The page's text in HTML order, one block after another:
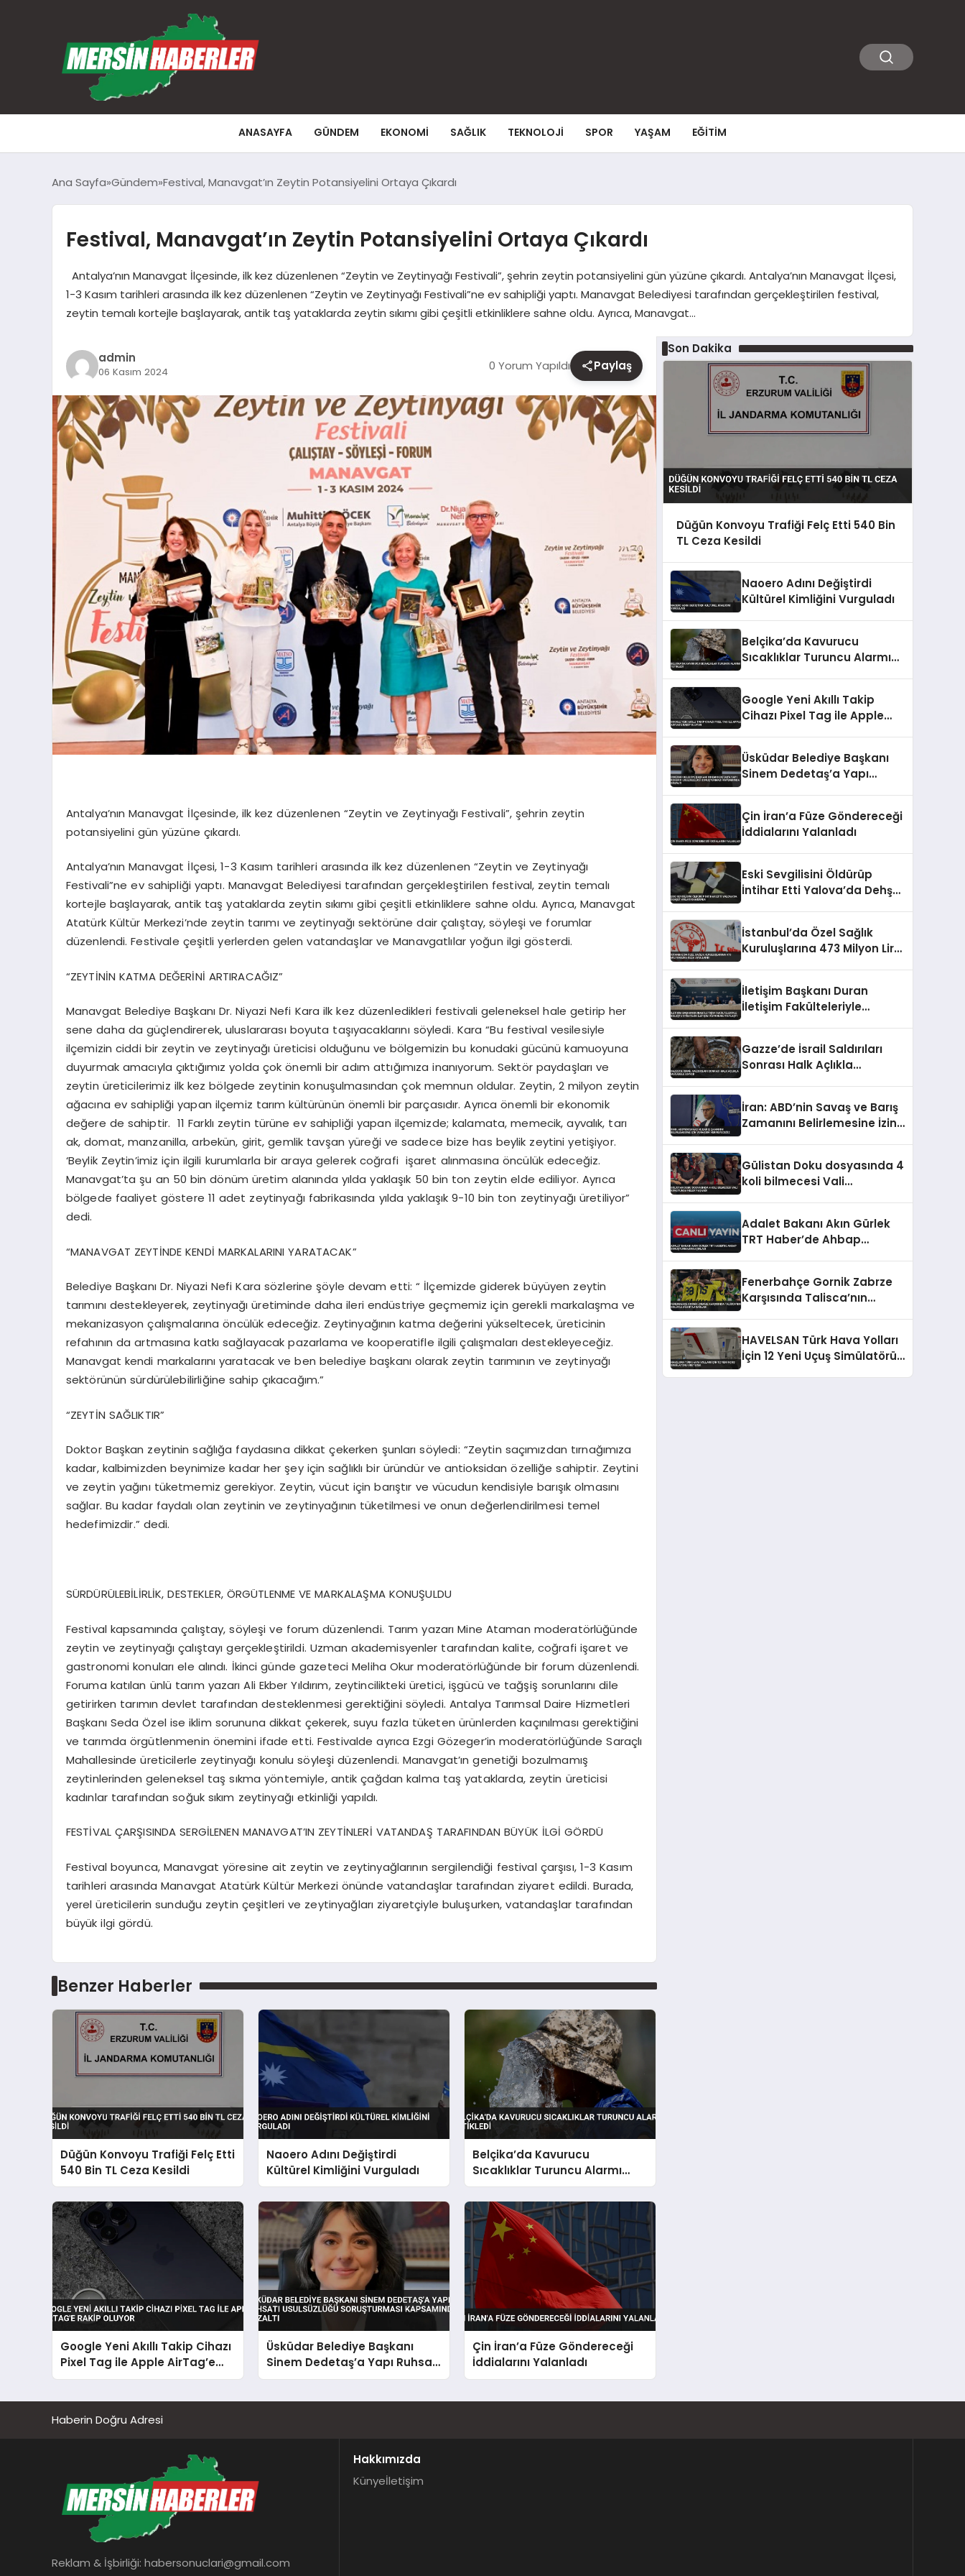
ANASAYFA GÜNDEM EKONOMI SAĞLIK TEKNOLOJI SPOR YAŞAM EĞITIM
Ana Sayfa Gündem Festival, Manavgat’ın Zeytin Potansiyelini Ortaya Çıkardı
Festival, Manavgat’ın Zeytin Potansiyelini Ortaya Çıkardı
Antalya’nın Manavgat İlçesinde, ilk kez düzenlenen “Zeytin ve Zeytinyağı Festivali”, şehrin zeytin potansiyelini gün yüzüne çıkardı. Antalya’nın Manavgat İlçesi,
1-3 Kasım tarihleri arasında ilk kez düzenlenen “Zeytin ve Zeytinyağı Festivali”ne ev sahipliği yaptı. Manavgat Belediyesi tarafından gerçekleştirilen festival,
zeytin temalı kortejle başlayarak, antik taş yataklarda zeytin sıkımı gibi çeşitli etkinliklere sahne oldu. Ayrıca, Manavgat…
admin
06 Kasım 2024 0 Yorum Yapıldı Paylaş
Antalya’nın Manavgat İlçesinde, ilk kez düzenlenen “Zeytin ve Zeytinyağı Festivali”, şehrin zeytin
potansiyelini gün yüzüne çıkardı.
Antalya’nın Manavgat İlçesi, 1-3 Kasım tarihleri arasında ilk kez düzenlenen “Zeytin ve Zeytinyağı
Festivali”ne ev sahipliği yaptı. Manavgat Belediyesi tarafından gerçekleştirilen festival, zeytin temalı
kortejle başlayarak, antik taş yataklarda zeytin sıkımı gibi çeşitli etkinliklere sahne oldu. Ayrıca, Manavgat
Atatürk Kültür Merkezi’nde zeytin tarımı ve zeytinyağı sektörüne dair çalıştay, söyleşi ve forumlar
düzenlendi. Festivale çeşitli yerlerden gelen vatandaşlar ve Manavgatlılar yoğun ilgi gösterdi.
“ZEYTİNİN KATMA DEĞERİNİ ARTIRACAĞIZ”
Manavgat Belediye Başkanı Dr. Niyazi Nefi Kara ilk kez düzenledikleri festivali geleneksel hale getirip her
sene daha da güçlendirerek, uluslararası boyuta taşıyacaklarını söyledi. Kara “Bu festival vesilesiyle
ilçemizin ciddi bir zeytin ve zeytinyağı üreticisi olduğunu ve bölgemizin bu konudaki gücünü kamuoyuna
duyurmak amacıyla çıktığımız yolda çok önemli bir adım attığımıza inanıyorum. Sektör paydaşları ve
zeytin üreticilerimiz ilk kez bölgede zeytinin konuşulmasından çok memnun oldular. Zeytin, 2 milyon zeytin
ağacına ev sahipliği yapan ilçemiz tarım kültürünün önemli bir parçasıdır. Ayrıca önemli bir ekonomik
değere de sahiptir. 11 Farklı zeytin türüne ev sahipliği yapan ilçemizde; kalamata, memecik, ayvalık, tarı
ak, domat, manzanilla, arbekün, girit, gemlik tavşan yüreği ve sadece bize has beylik zeytini yetişiyor.
‘Beylik Zeytin’imiz için ilgili kurumlarla bir araya gelerek coğrafi işaret alınmasına öncülük edeceğiz.
Manavgat’ta şu an 50 bin dönüm üretim alanında yılda yaklaşık 50 bin ton zeytin elde ediliyor. Ayrıca
bölgede faaliyet göstere 11 adet zeytinyağı fabrikasında yılda yaklaşık 9-10 bin ton zeytinyağı üretiliyor”
dedi.
“MANAVGAT ZEYTİNDE KENDİ MARKALARINI YARATACAK”
Belediye Başkanı Dr. Niyazi Nefi Kara sözlerine şöyle devam etti: “ İlçemizde giderek büyüyen zeytin
tarımını destekleyerek, zeytinyağı üretiminde daha ileri endüstriye geçmemiz için gerekli markalaşma ve
mekanizasyon çalışmalarına öncülük edeceğiz. Zeytinyağının katma değerini yükseltecek, üreticinin
refahının da artmasına katkı sağlayacak pazarlama ve kooperatifle ilgili çalışmaları destekleyeceğiz.
Manavgat kendi markalarını yaratacak ve ben belediye başkanı olarak zeytin tarımının ve zeytinyağı
sektörünün sürdürülebilirliğine sahip çıkacağım.”
“ZEYTİN SAĞLIKTIR”
Doktor Başkan zeytinin sağlığa faydasına dikkat çekerken şunları söyledi: “Zeytin saçımızdan tırnağımıza
kadar, kalbimizden beynimize kadar her şey için sağlıklı bir üründür ve antioksidan özelliğe sahiptir. Zeytini
ve zeytin yağını tüketmemiz gerekiyor. Zeytin, vücut için barıştır ve vücudun kendisiyle barışık olmasını
sağlar. Bu kadar faydalı olan zeytinin ve zeytinyağının tüketilmesi ve onun değerlendirilmesi temel
hedefimizdir.” dedi.
SÜRDÜRÜLEBİLİRLİK, DESTEKLER, ÖRGÜTLENME VE MARKALAŞMA KONUŞULDU
Festival kapsamında çalıştay, söyleşi ve forum düzenlendi. Tarım yazarı Mine Ataman moderatörlüğünde
zeytin ve zeytinyağı çalıştayı gerçekleştirildi. Uzman akademisyenler tarafından kalite, coğrafi işaret ve
gastronomi konuları ele alındı. İkinci günde gazeteci Meliha Okur moderatörlüğünde bir forum düzenlendi.
Foruma katılan ünlü tarım yazarı Ali Ekber Yıldırım, zeytincilikteki üretici, işgücü ve tağşiş sorunlarını dile
getirirken tarımın devlet tarafından desteklenmesi gerektiğini söyledi. Antalya Tarımsal Daire Hizmetleri
Başkanı Seda Özel ise iklim sorununa dikkat çekerek, suyu fazla tüketen ürünlerden kaçınılması gerektiğini
ve tarımda örgütlenmenin önemini ifade etti. Festivalde ayrıca Ezgi Gözeger’in moderatörlüğünde Saraçlı
Mahallesinde üreticilerle zeytinyağı konulu söyleşi düzenlendi. Manavgat’ın genetiği bozulmamış
zeytinlerinden geleneksel taş sıkma yöntemiyle, antik çağdan kalma taş yataklarda, zeytin üreticisi
kadınlar tarafından soğuk sıkım zeytinyağı etkinliği yapıldı.
FESTİVAL ÇARŞISINDA SERGİLENEN MANAVGAT’IN ZEYTİNLERİ VATANDAŞ TARAFINDAN BÜYÜK İLGİ GÖRDÜ
Festival boyunca, Manavgat yöresine ait zeytin ve zeytinyağlarının sergilendiği festival çarşısı, 1-3 Kasım
tarihleri arasında Manavgat Atatürk Kültür Merkezi önünde vatandaşlar tarafından ziyaret edildi. Burada,
yerel üreticilerin sunduğu zeytin çeşitleri ve zeytinyağları ziyaretçiyle buluşurken, vatandaşlar tarafından
büyük ilgi gördü.
Benzer Haberler
Düğün Konvoyu Trafiği Felç Etti
540 Bin TL Ceza Kesildi
Naoero Adını Değiştirdi
Kültürel Kimliğini Vurguladı
Belçika’da Kavurucu
Sıcaklıklar Turuncu Alarmı
Tetikledi
Google Yeni Akıllı Takip Cihazı
Pixel Tag ile Apple AirTag’e
Rakip Oluyor
Üsküdar Belediye Başkanı
Sinem Dedetaş’a Yapı Ruhsatı
Usulsüzlüğü Soruşturması
Çin İran’a Füze Göndereceği
İddialarını Yalanladı
Son Dakika
Düğün Konvoyu Trafiği Felç Etti 540 Bin
TL Ceza Kesildi
Naoero Adını Değiştirdi
Kültürel Kimliğini Vurguladı
Belçika’da Kavurucu
Sıcaklıklar Turuncu Alarmı
Google Yeni Akıllı Takip
Cihazı Pixel Tag ile Apple
Üsküdar Belediye Başkanı
Sinem Dedetaş’a Yapı
Gözaltı
Çin İran’a Füze Göndereceği
İddialarını Yalanladı
Eski Sevgilisini Öldürüp
İntihar Etti Yalova’da Dehşet
İstanbul’da Özel Sağlık
Kuruluşlarına 473 Milyon Lira
İletişim Başkanı Duran
İletişim Fakülteleriyle
Gazze’de İsrail Saldırıları
Sonrası Halk Açlıkla
İran: ABD’nin Savaş ve Barış
Zamanını Belirlemesine İzin
Gülistan Doku dosyasında 4
koli bilmecesi Vali
Adalet Bakanı Akın Gürlek
TRT Haber’de Ahbap
Fenerbahçe Gornik Zabrze
Karşısında Talisca’nın
HAVELSAN Türk Hava Yolları
İçin 12 Yeni Uçuş Simülatörü
Haberin Doğru Adresi
Reklam & İşbirliği: habersonuclari@gmail.com
Hakkımızda
Künyeİletişim